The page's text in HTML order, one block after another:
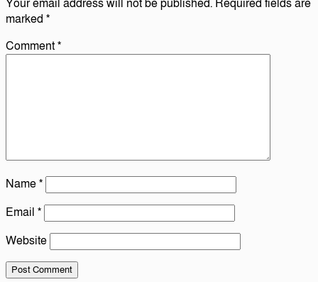
Your email address will not be published. Required fields are
marked *
Comment*
Name*
Email *
Website